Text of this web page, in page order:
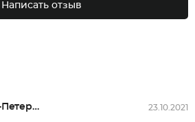
Написать отзыв
Глория, Санкт-Петербург 23.10.2021